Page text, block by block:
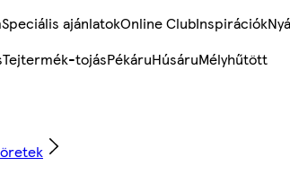
Speciális ajánlatokOnline ClubInspirációk
Tejtermék-tojásPékáruHúsáruMélyhűtött